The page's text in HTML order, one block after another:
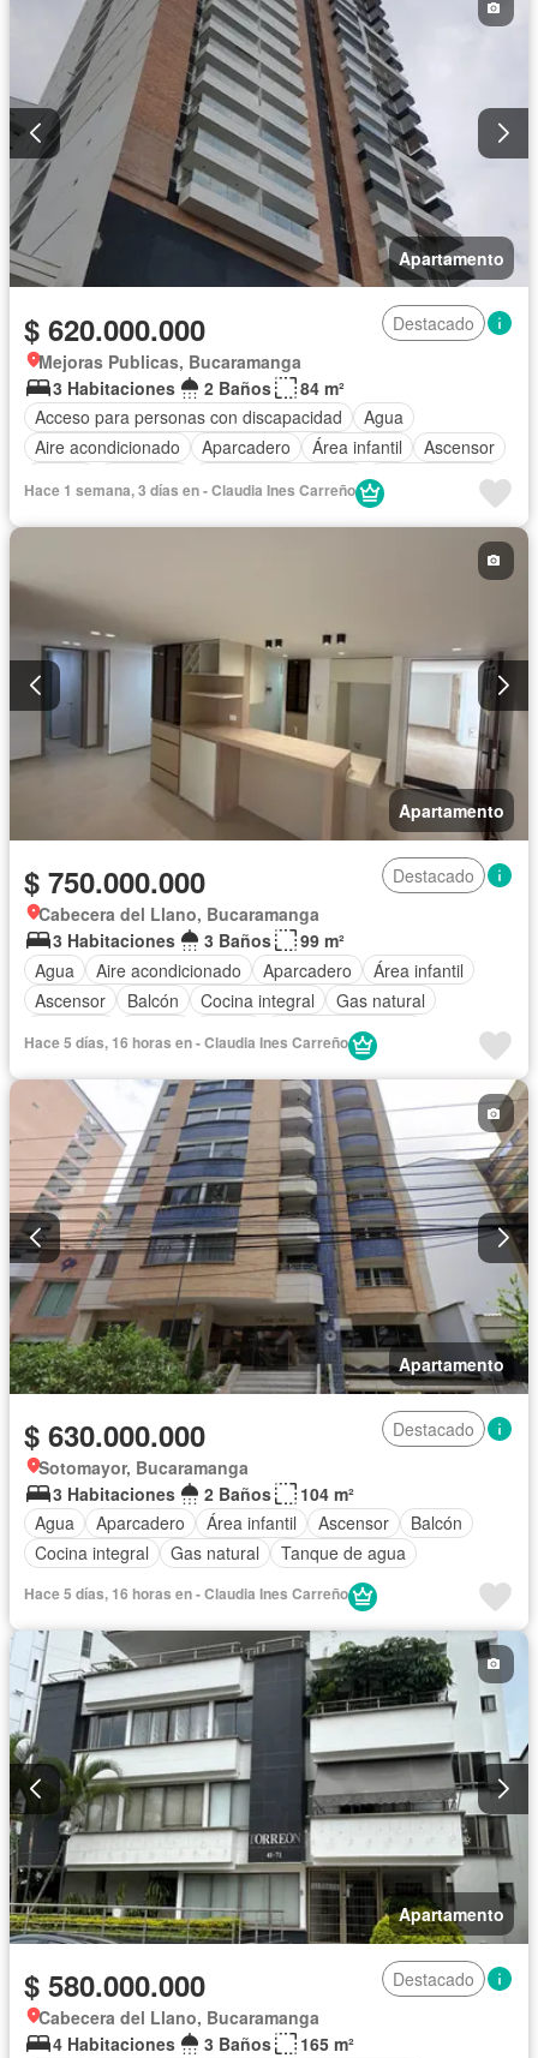
Terraza
Vista panorámica
Apartamento
$ 620.000.000
Destacado
Mejoras Publicas, Bucaramanga
3 Habitaciones
2 Baños
84 m²
Acceso para personas con discapacidad
Agua
Aire acondicionado
Aparcadero Área infantil
Ascensor
Cocina integral
Sauna
Hace 1 semana, 3 días en - Claudia Ines Carreño
Apartamento
$ 750.000.000
Destacado
Cabecera del Llano, Bucaramanga
3 Habitaciones
3 Baños
99 m²
Agua
Aire acondicionado Aparcadero
Área infantil
Ascensor
Balcón Cocina integral
Gas natural
Seguridad privada
Hace 5 días, 16 horas en - Claudia Ines Carreño
Apartamento
$ 630.000.000
Destacado
Sotomayor, Bucaramanga
3 Habitaciones
2 Baños
104 m²
Agua
Aparcadero Área infantil Ascensor
Balcón
Cocina integral
Gas natural Tanque de agua
Hace 5 días, 16 horas en - Claudia Ines Carreño
Apartamento
$ 580.000.000
Destacado
Cabecera del Llano, Bucaramanga
4 Habitaciones
3 Baños
165 m²